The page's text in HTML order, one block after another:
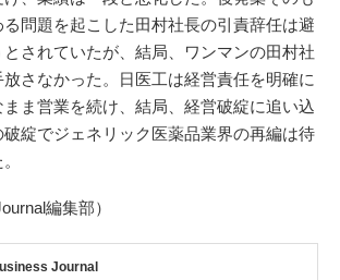
問題を起こした田村社長の引責辞任は避
されていたが、結局、ワンマンの田村社
さなかった。日医工は経営責任を明確に
ま営業を続け、結局、経営破綻に追い込
破綻でジェネリック医薬品業界の再編は待
編集部）
Journal